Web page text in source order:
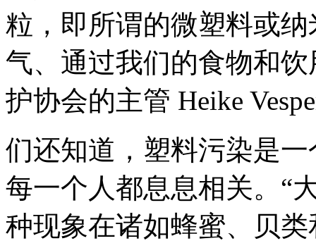
粒，即所谓的微塑料或
气、通过我们的食物和
护协会的主管 Heike
们还知道，塑料污染是
每一个人都息息相关。“
种现象在诸如蜂蜜、贝